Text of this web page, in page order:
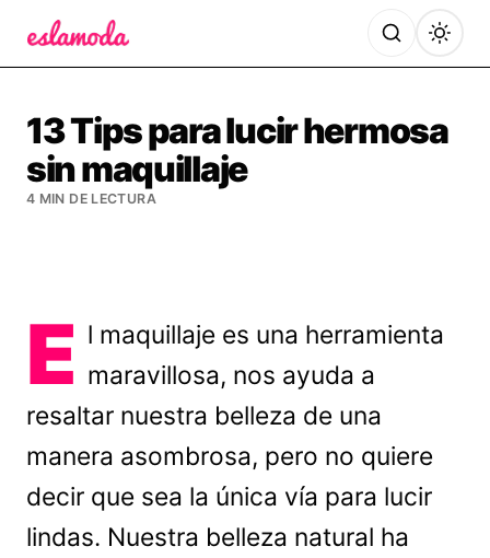
13 Tips para lucir hermosa
sin maquillaje
4 MIN DE LECTURA
E l maquillaje es una herramienta
maravillosa, nos ayuda a
resaltar nuestra belleza de una
manera asombrosa, pero no quiere
decir que sea la única vía para lucir
lindas. Nuestra belleza natural ha